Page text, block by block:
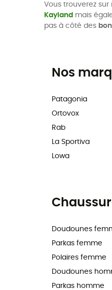
Vous trouverez
Kayland mais
pas à côté des
Nos
Patagonia
Ortovox
Rab
La Sportiva
Lowa
Doudounes
Parkas femme
Polaires femme
Doudounes
Parkas homme